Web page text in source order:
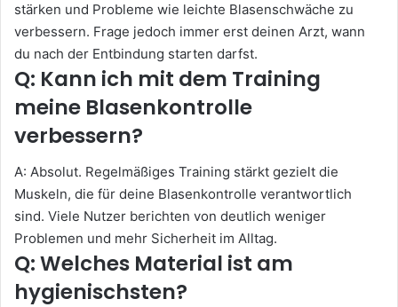
stärken und Probleme wie leichte Blasenschwäche zu
verbessern. Frage jedoch immer erst deinen Arzt, wann
du nach der Entbindung starten darfst.
Q: Kann ich mit dem Training
meine Blasenkontrolle
verbessern?
A: Absolut. Regelmäßiges Training stärkt gezielt die
Muskeln, die für deine Blasenkontrolle verantwortlich
sind. Viele Nutzer berichten von deutlich weniger
Problemen und mehr Sicherheit im Alltag.
Q: Welches Material ist am
hygienischsten?